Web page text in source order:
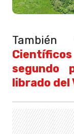
También
segundo
librado del